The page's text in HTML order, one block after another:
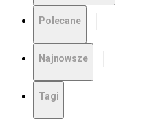
Polecane
Najnowsze
Tagi